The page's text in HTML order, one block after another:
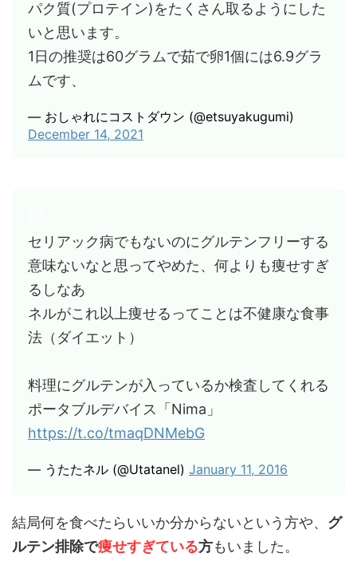
パク質(プロテイン)をたくさん取るようにした
いと思います。
1日の推奨は60グラムで茹で卵1個には6.9グラ
ムです、
— おしゃれにコストダウン (@etsuyakugumi)
December 14, 2021
セリアック病でもないのにグルテンフリーする
意味ないなと思ってやめた、何よりも痩せすぎ
るしなあ
ネルがこれ以上痩せるってことは不健康な食事
法（ダイエット）
料理にグルテンが入っているか検査してくれる
ポータブルデバイス「Nima」
https://t.co/tmaqDNMebG
— うたたネル (@Utatanel) January 11, 2016
結局何を食べたらいいか分からないという方や、 グ
ルテン排除で痩せすぎている方もいました。